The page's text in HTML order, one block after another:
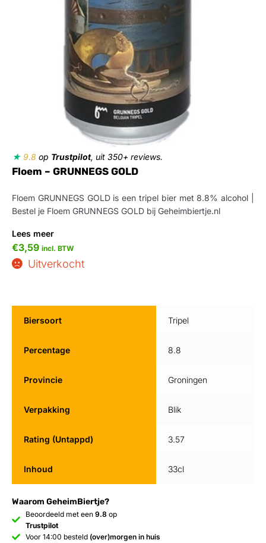
★ 9.8 op Trustpilot, uit 350+ reviews.
Floem – GRUNNEGS GOLD
Floem GRUNNEGS GOLD is een tripel bier met 8.8% alcohol |
Bestel je Floem GRUNNEGS GOLD bij Geheimbiertje.nl
Lees meer
€3,59 incl. BTW
Uitverkocht
Waarom GeheimBiertje?
Beoordeeld met een 9.8 op
Trustpilot
Voor 14:00 besteld (over)morgen in huis
Biersoort Tripel
Percentage 8.8
Provincie Groningen
Verpakking Blik
Rating (Untappd) 3.57
Inhoud 33cl